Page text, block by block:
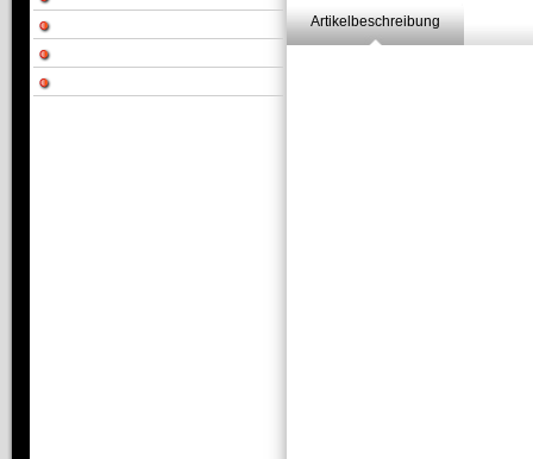
Artikelbeschreibung